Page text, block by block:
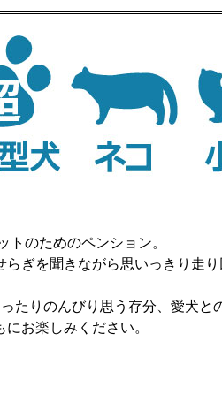
のためのペンション。
ぎを聞きながら思いっきり走
たりのんびり思う存分、愛犬と
お楽しみください。